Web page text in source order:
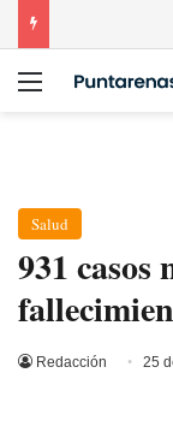
Menú
Salud
931 casos
Redacción 25